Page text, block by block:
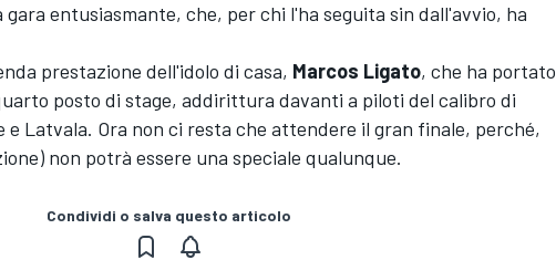
entusiasmante, che, per chi l'ha seguita sin dall'avvio, ha
prestazione dell'idolo di casa, Marcos Ligato, che ha portato
posto di stage, addirittura davanti a piloti del calibro di
e Latvala. Ora non ci resta che attendere il gran finale, perché,
non potrà essere una speciale qualunque.
Condividi o salva questo articolo